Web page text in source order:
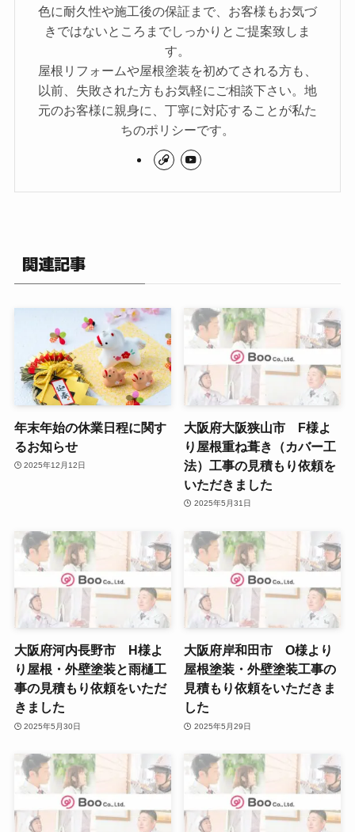
⾊に耐久性や施⼯後の保証まで、お客様もお気づ
きではないところまでしっかりとご提案致しま
す。
屋根リフォームや屋根塗装を初めてされる方も、
以前、失敗された方もお気軽にご相談下さい。地
元のお客様に親身に、丁寧に対応することが私た
ちのポリシーです。
関連記事
年末年始の休業日程に関す
るお知らせ
2025年12月12日
大阪府大阪狭山市 F様よ
り屋根重ね葺き（カバー工
法）工事の見積もり依頼を
いただきました
2025年5月31日
大阪府河内長野市 H様よ
り屋根・外壁塗装と雨樋工
事の見積もり依頼をいただ
きました
2025年5月30日
大阪府岸和田市 O様より
屋根塗装・外壁塗装工事の
見積もり依頼をいただきま
した
2025年5月29日